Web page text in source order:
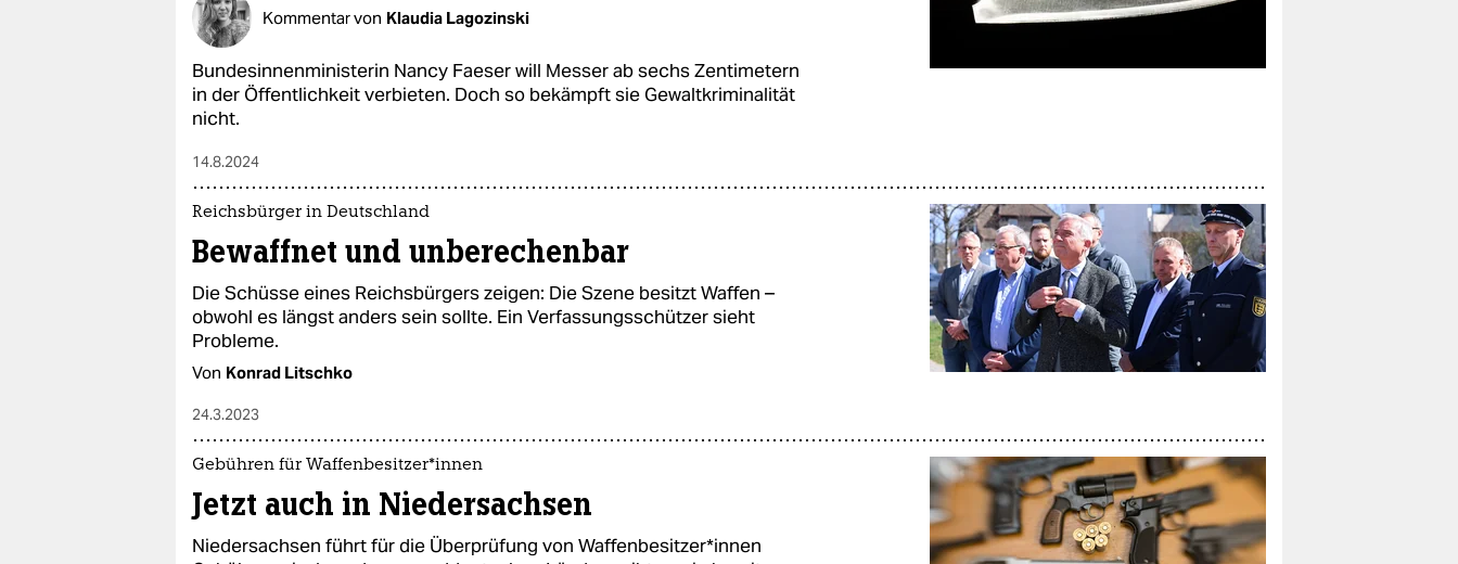
Kommentar von Klaudia Lagozinski
Bundesinnenministerin Nancy Faeser will Messer ab sechs Zentimetern
in der Öffentlichkeit verbieten. Doch so bekämpft sie Gewaltkriminalität
nicht.
14.8.2024
Reichsbürger in Deutschland
Bewaffnet und unberechenbar
Die Schüsse eines Reichsbürgers zeigen: Die Szene besitzt Waffen –
obwohl es längst anders sein sollte. Ein Verfassungsschützer sieht
Probleme.
Von Konrad Litschko
24.3.2023
Gebühren für Waffenbe­sit­ze­r*in­nen
Jetzt auch in Niedersachsen
Niedersachsen führt für die Überprüfung von Waf­fen­be­sit­ze­r*in­nen